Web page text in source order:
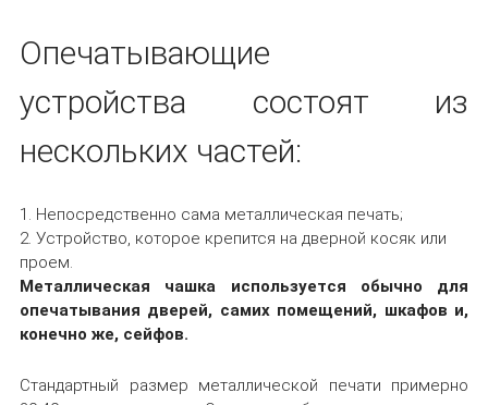
Опечатывающие
устройства состоят из
нескольких частей:
Непосредственно сама металлическая печать;
Устройство, которое крепится на дверной косяк или
проем.
Металлическая чашка используется обычно для
опечатывания дверей, самих помещений, шкафов и,
конечно же, сейфов.
Стандартный размер металлической печати примерно